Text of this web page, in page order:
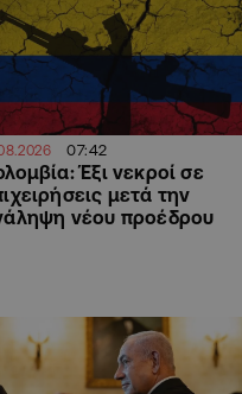
07:42
Έξι νεκροί σε
μετά την
νέου προέδρου